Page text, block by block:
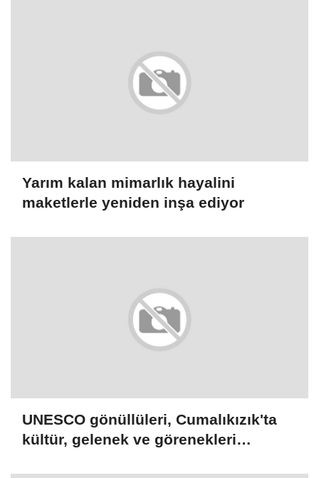
Yarım kalan mimarlık hayalini
maketlerle yeniden inşa ediyor
UNESCO gönüllüleri, Cumalıkızık'ta
kültür, gelenek ve görenekleri